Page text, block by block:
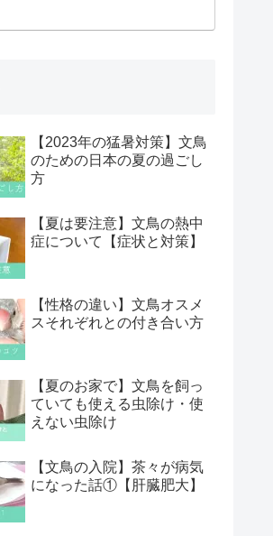
【2023年の猛暑対策】文鳥
のための日本の夏の過ごし
方
【夏は要注意】文鳥の熱中
症について【症状と対策】
【性格の違い】文鳥オスメ
スそれぞれとの付き合い方
【夏のお家で】文鳥を飼っ
ていても使える虫除け・使
えない虫除け
【文鳥の入院】茶々が病気
になった話①【肝臓肥大】